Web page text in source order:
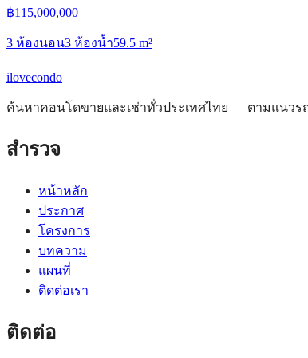
฿115,000,000
3 ห้องนอน3 ห้องน้ำ59.5 m²
ilovecondo
ค้นหาคอนโดขายและเช่าทั่วประเทศไทย — ตามแนว
สำรวจ
หน้าหลัก
ประกาศ
โครงการ
บทความ
แผนที่
ติดต่อเรา
ติดต่อ